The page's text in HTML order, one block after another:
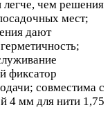
легче, чем решения
мест;
дают
фиксатор
совместима с
4 мм для нити 1,75